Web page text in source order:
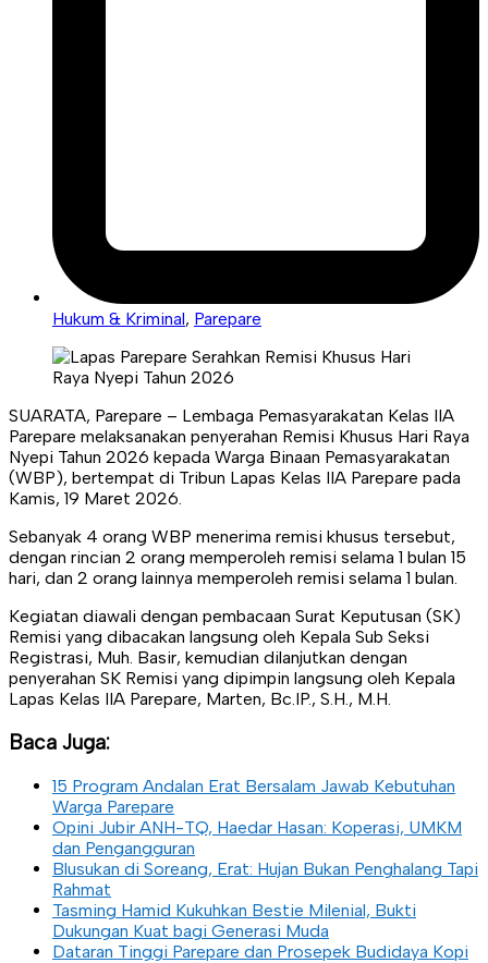
Hukum & Kriminal, Parepare
SUARATA, Parepare – Lembaga Pemasyarakatan Kelas IIA
Parepare melaksanakan penyerahan Remisi Khusus Hari Raya
Nyepi Tahun 2026 kepada Warga Binaan Pemasyarakatan
(WBP), bertempat di Tribun Lapas Kelas IIA Parepare pada
Kamis, 19 Maret 2026.
Sebanyak 4 orang WBP menerima remisi khusus tersebut,
dengan rincian 2 orang memperoleh remisi selama 1 bulan 15
hari, dan 2 orang lainnya memperoleh remisi selama 1 bulan.
Kegiatan diawali dengan pembacaan Surat Keputusan (SK)
Remisi yang dibacakan langsung oleh Kepala Sub Seksi
Registrasi, Muh. Basir, kemudian dilanjutkan dengan
penyerahan SK Remisi yang dipimpin langsung oleh Kepala
Lapas Kelas IIA Parepare, Marten, Bc.IP., S.H., M.H.
Baca Juga:
15 Program Andalan Erat Bersalam Jawab Kebutuhan
Warga Parepare
Opini Jubir ANH-TQ, Haedar Hasan: Koperasi, UMKM
dan Pengangguran
Blusukan di Soreang, Erat: Hujan Bukan Penghalang Tapi
Rahmat
Tasming Hamid Kukuhkan Bestie Milenial, Bukti
Dukungan Kuat bagi Generasi Muda
Dataran Tinggi Parepare dan Prosepek Budidaya Kopi